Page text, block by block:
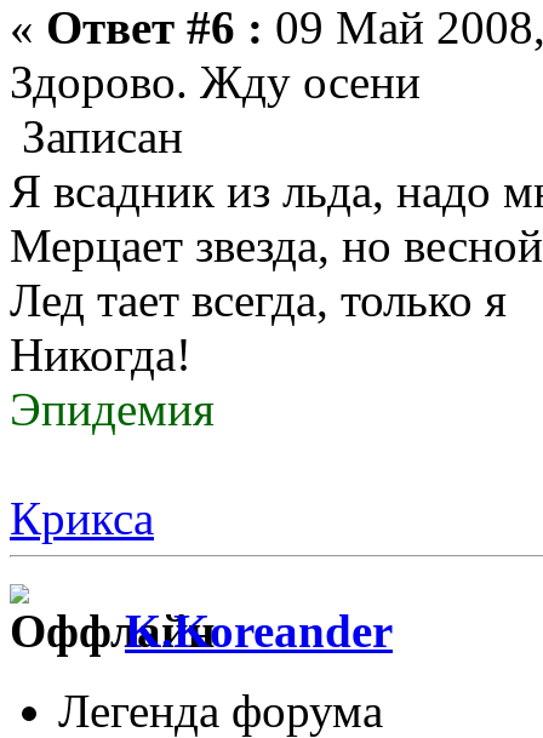
« Ответ #6 : 09 Май
Здорово. Жду осени
Записан
Я всадник из льда, надо
Мерцает звезда, но весной
Лед тает всегда, только я
Никогда!
Эпидемия
Крикса
K.Koreander
Легенда форума